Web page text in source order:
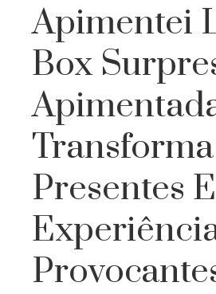
Apimentei
Box
Transforma
Presentes